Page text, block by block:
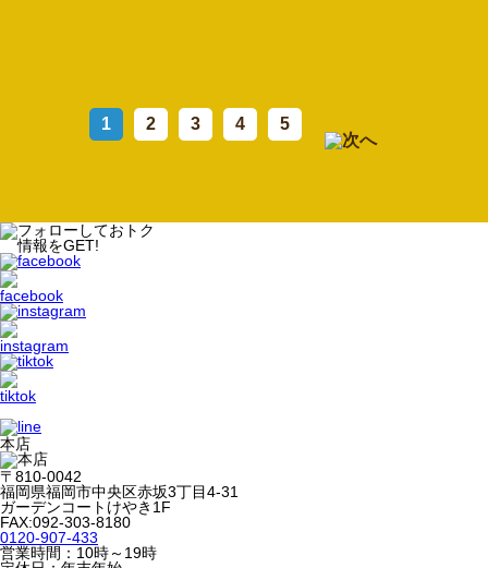
1 2 3 4 5
本店
〒810-0042
福岡県福岡市中央区赤坂3丁目4-31
ガーデンコートけやき1F
FAX:092-303-8180
0120-907-433
営業時間：10時～19時